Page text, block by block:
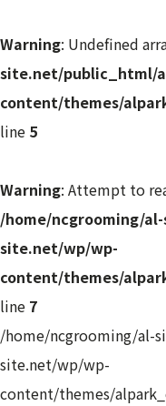
Warning: Undefined
site.net/public_html/
content/themes/
line 5
Warning: Attempt to
/home/ncgrooming/
site.net/wp/wp-
content/themes/
line 7
/home/ncgrooming/al-
site.net/wp/wp-
content/themes/